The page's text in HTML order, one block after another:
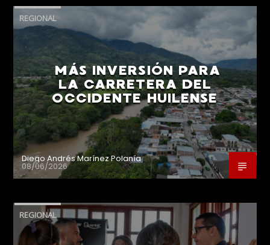
REGIONAL
MÁS INVERSIÓN PARA
LA CARRETERA DEL
OCCIDENTE HUILENSE
Diego Andrés Marínez Polanía
08/06/2026
REGIONAL